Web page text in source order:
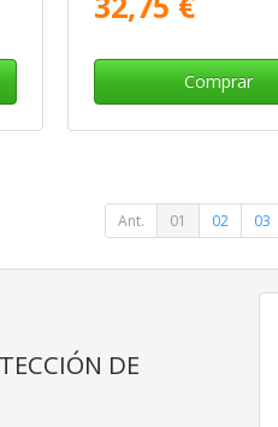
Comprar
Ant. 01 02 03
DE